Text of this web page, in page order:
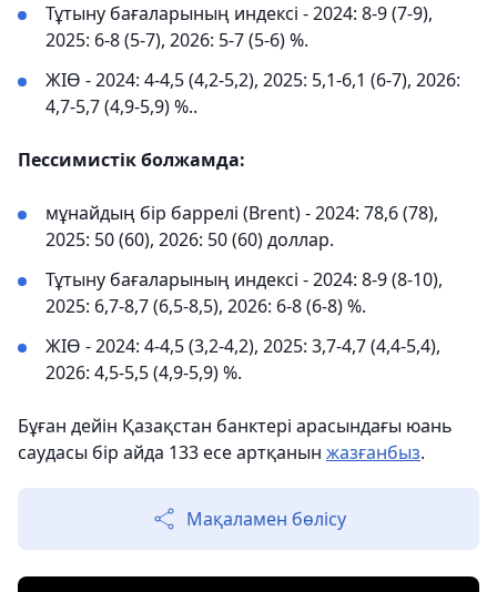
Тұтыну бағаларының индексі - 2024: 8-9 (7-9),
2025: 6-8 (5-7), 2026: 5-7 (5-6) %.
ЖІӨ - 2024: 4-4,5 (4,2-5,2), 2025: 5,1-6,1 (6-7), 2026:
4,7-5,7 (4,9-5,9) %..
Пессимистік болжамда:
мұнайдың бір баррелі (Brent) - 2024: 78,6 (78),
2025: 50 (60), 2026: 50 (60) доллар.
Тұтыну бағаларының индексі - 2024: 8-9 (8-10),
2025: 6,7-8,7 (6,5-8,5), 2026: 6-8 (6-8) %.
ЖІӨ - 2024: 4-4,5 (3,2-4,2), 2025: 3,7-4,7 (4,4-5,4),
2026: 4,5-5,5 (4,9-5,9) %.
Бұған дейін Қазақстан банктері арасындағы юань
саудасы бір айда 133 есе артқанын жазғанбыз.
Мақаламен бөлісу